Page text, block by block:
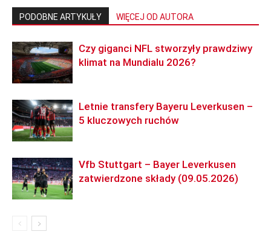
PODOBNE ARTYKUŁY WIĘCEJ OD AUTORA
Czy giganci NFL stworzyły prawdziwy
klimat na Mundialu 2026?
Letnie transfery Bayeru Leverkusen –
5 kluczowych ruchów
Vfb Stuttgart – Bayer Leverkusen
zatwierdzone składy (09.05.2026)